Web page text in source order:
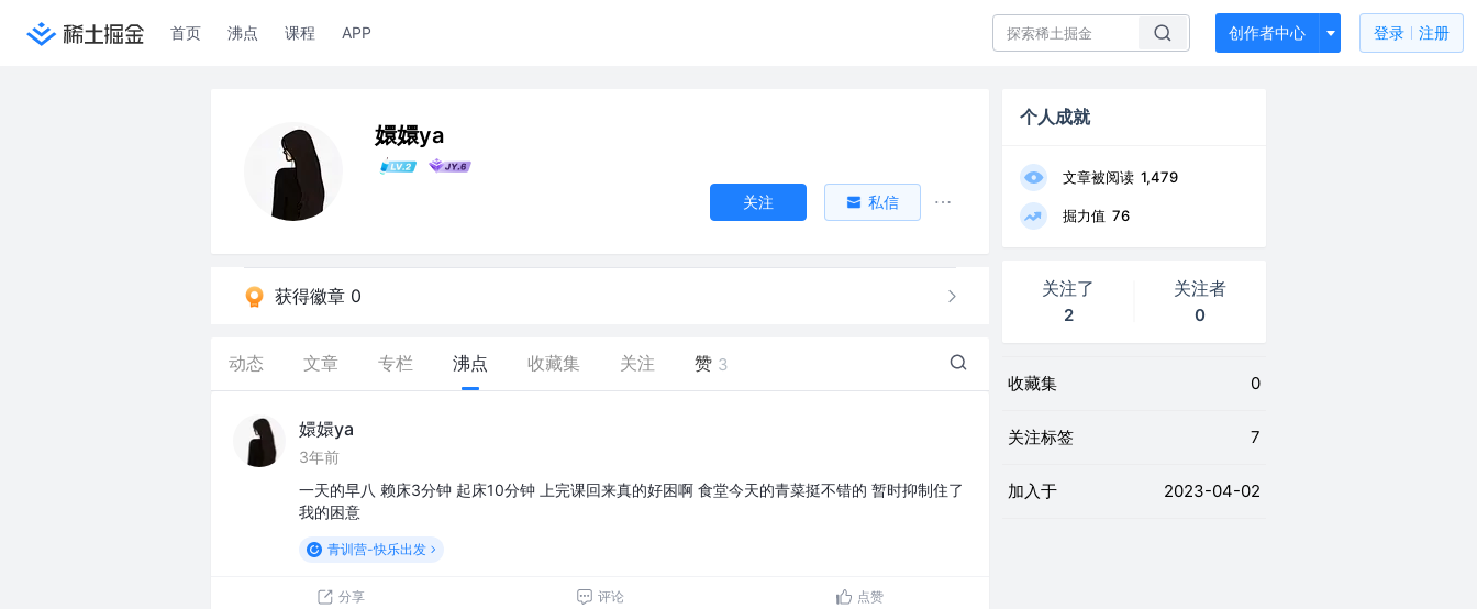
首页 沸点 课程 APP 创作者中心 登录 注册
嬛嬛ya
关注 私信
获得徽章 0
动态 文章 专栏 沸点 收藏集 关注 赞 3
嬛嬛ya
3年前
一天的早八 赖床3分钟 起床10分钟 上完课回来真的好困啊 食堂今天的青菜挺不错的 暂时抑制住了
我的困意
青训营-快乐出发
分享 评论 点赞
个人成就
文章被阅读 1,479
掘力值 76
关注了
2
关注者
0
收藏集 0
关注标签 7
加入于 2023-04-02